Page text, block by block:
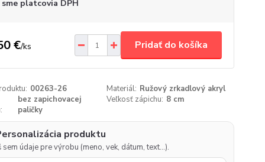
sme platcovia DPH
€/ks Pridať do košíka
00263-26 Materiál: Ružový zrkadlový akryl
bez zapichovacej
paličky
Veľkosť zápichu: 8 cm
produktu
sem údaje pre výrobu (meno, vek, dátum, text…).